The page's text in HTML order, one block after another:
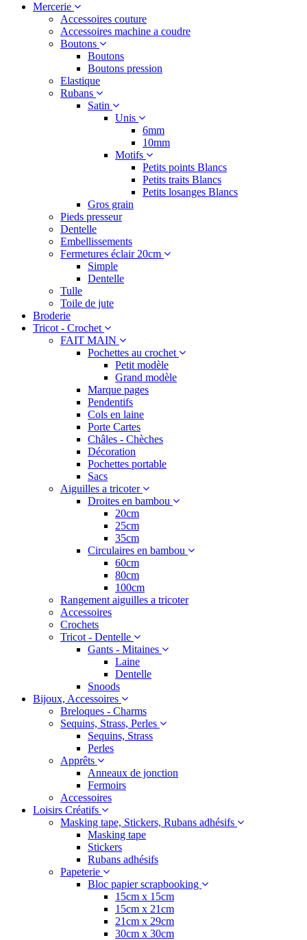
Mercerie
Accessoires couture
Accessoires machine a coudre
Boutons
Boutons
Boutons pression
Elastique
Rubans
Satin
Unis
6mm
10mm
Motifs
Petits points Blancs
Petits traits Blancs
Petits losanges Blancs
Gros grain
Pieds presseur
Dentelle
Embellissements
Fermetures éclair 20cm
Simple
Dentelle
Tulle
Toile de jute
Broderie
Tricot - Crochet
FAIT MAIN
Pochettes au crochet
Petit modèle
Grand modèle
Marque pages
Pendentifs
Cols en laine
Porte Cartes
Châles - Chèches
Décoration
Pochettes portable
Sacs
Aiguilles a tricoter
Droites en bambou
20cm
25cm
35cm
Circulaires en bambou
60cm
80cm
100cm
Rangement aiguilles a tricoter
Accessoires
Crochets
Tricot - Dentelle
Gants - Mitaines
Laine
Dentelle
Snoods
Bijoux, Accessoires
Breloques - Charms
Sequins, Strass, Perles
Sequins, Strass
Perles
Apprêts
Anneaux de jonction
Fermoirs
Accessoires
Loisirs Créatifs
Masking tape, Stickers, Rubans adhésifs
Masking tape
Stickers
Rubans adhésifs
Papeterie
Bloc papier scrapbooking
15cm x 15cm
15cm x 21cm
21cm x 29cm
30cm x 30cm